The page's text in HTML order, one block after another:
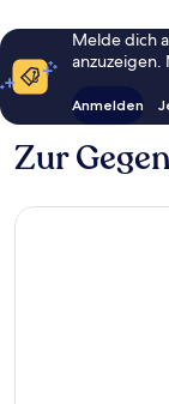
Melde dich
anzuzeigen.
Anmelden
Zur